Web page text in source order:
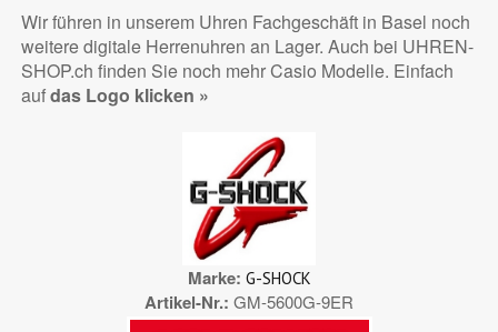
Wir führen in unserem Uhren Fachgeschäft in Basel noch
weitere digitale Herrenuhren an Lager. Auch bei UHREN-
SHOP.ch finden Sie noch mehr Casio Modelle. Einfach
aufdas Logo klicken »
Marke G-SHOCK
Artikel-Nr. GM-5600G-9ER